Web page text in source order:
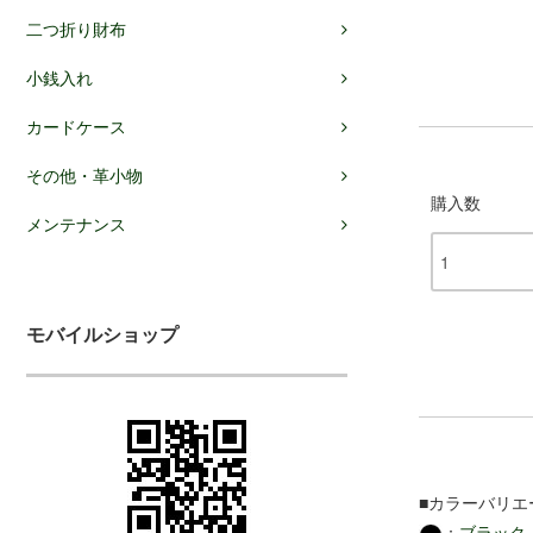
二つ折り財布
小銭入れ
カードケース
その他・革小物
メンテナンス
モバイルショップ
購入数
■カラーバリエ